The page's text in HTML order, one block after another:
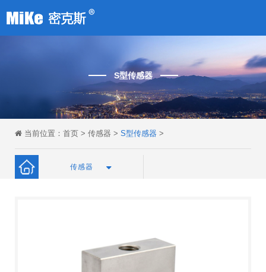
S型传感器
当前位置： 首页 > 传感器 > S型传感器 >
传感器